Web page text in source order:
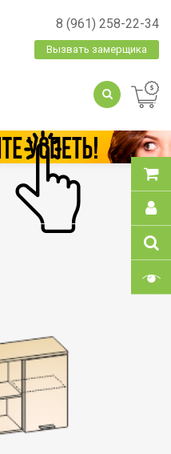
8 (961) 258-22-34
Вызвать замерщика